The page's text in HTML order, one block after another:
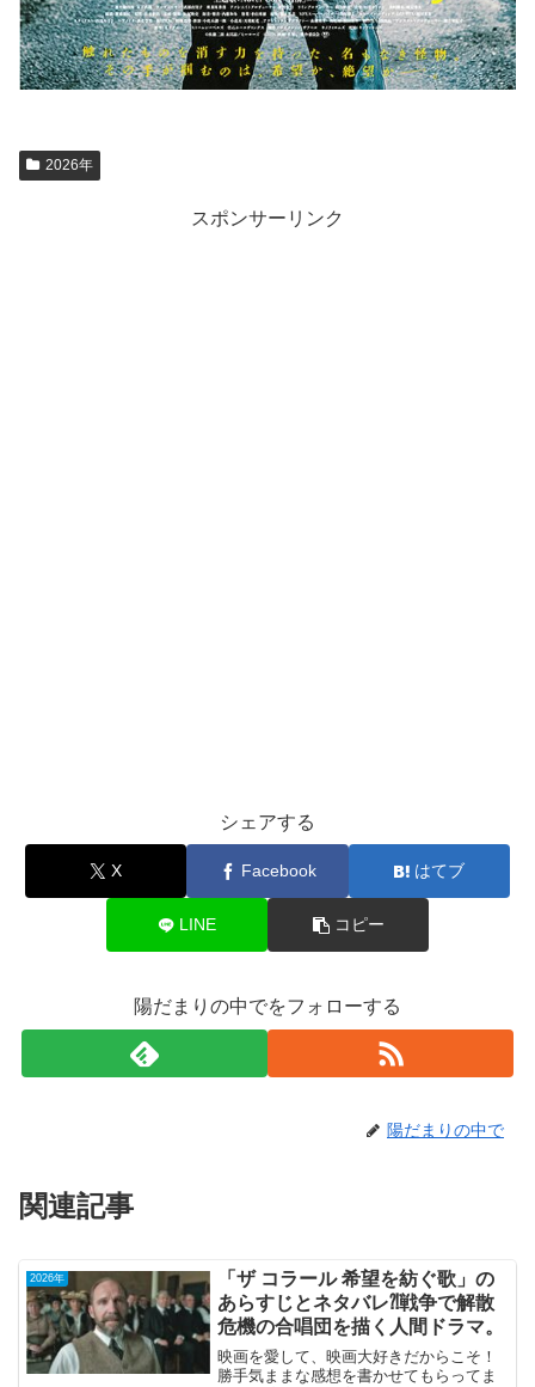
2026年
スポンサーリンク
シェアする
X Facebook はてブ
LINE コピー
陽だまりの中でをフォローする
陽だまりの中で
関連記事
2026年
「ザ コラール 希望を紡ぐ歌」の
あらすじとネタバレ⁈戦争で解散
危機の合唱団を描く人間ドラマ。
映画を愛して、映画大好きだからこそ！
勝手気ままな感想を書かせてもらってま